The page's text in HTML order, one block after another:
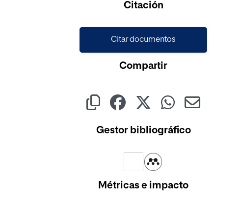
Citación
Citar documentos
Compartir
Gestor bibliográfico
Métricas e impacto